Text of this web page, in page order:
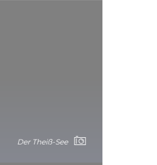
Der Theiß-See